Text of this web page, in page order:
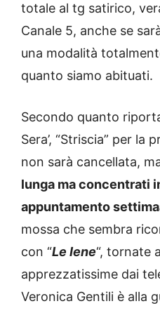
totale al tg satirico,
Canale 5, anche se
una modalità
quanto siamo abituati.
Secondo quanto
Sera’, “Striscia” per la
non sarà cancellata,
lunga ma concentrati
appuntamento
mossa che sembra
con “Le Iene“, tornate
apprezzatissime dai
Veronica Gentili è alla